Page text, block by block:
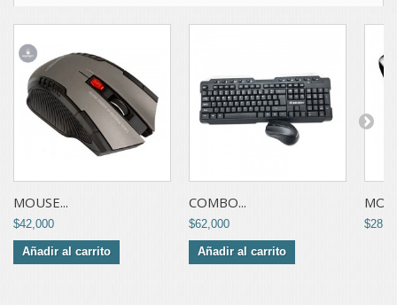
MOUSE...
$42,000
Añadir al carrito
COMBO...
$62,000
Añadir al carrito